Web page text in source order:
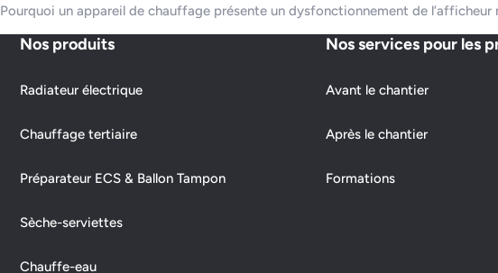
Pourquoi un appareil de chauffage présente un dysfonctionnement de
Nos produits
Radiateur électrique
Chauffage tertiaire
Préparateur ECS & Ballon Tampon
Sèche-serviettes
Chauffe-eau
Nos services pour les
Avant le chantier
Après le chantier
Formations